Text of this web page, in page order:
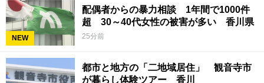
NEW
配偶者からの暴力相談 1年間で1000件
超 30～40代女性の被害が多い 香川県
25分前
都市と地方の「二地域居住」 観音寺市
が暮らし体験ツアー 香川